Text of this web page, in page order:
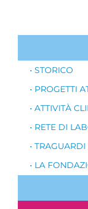
• STORICO
• PROGETTI
• ATTIVITÀ
• RETE DI
•
• LA